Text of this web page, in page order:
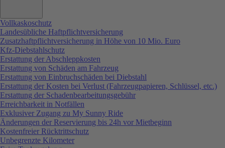
Vollkaskoschutz
Landesübliche Haftpflichtversicherung
Zusatzhaftpflichtversicherung in Höhe von 10 Mio. Euro
Kfz-Diebstahlschutz
Erstattung der Abschleppkosten
Erstattung von Schäden am Fahrzeug
Erstattung von Einbruchschäden bei Diebstahl
Erstattung der Kosten bei Verlust (Fahrzeugpapieren, Schlüssel, etc.)
Erstattung der Schadenbearbeitungsgebühr
Erreichbarkeit in Notfällen
Exklusiver Zugang zu My Sunny Ride
Änderungen der Reservierung bis 24h vor Mietbeginn
Kostenfreier Rücktrittschutz
Unbegrenzte Kilometer